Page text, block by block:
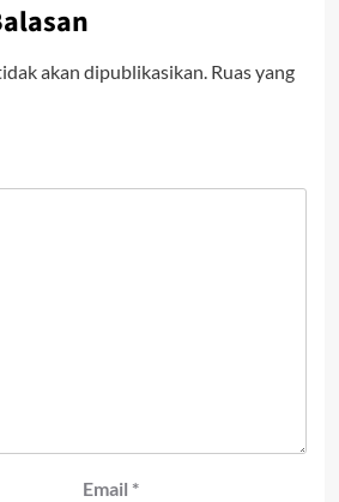
akan dipublikasikan. Ruas yang
Email *